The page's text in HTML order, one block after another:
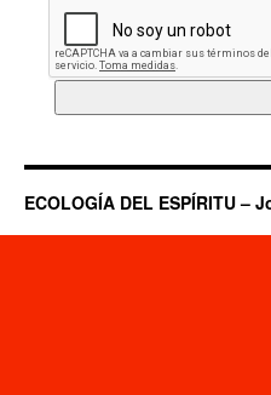
ECOLOGÍA DEL ESPÍRITU –